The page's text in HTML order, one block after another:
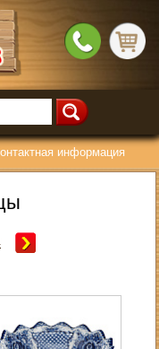
информация